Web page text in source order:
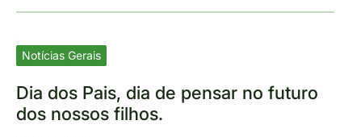
Notícias Gerais
Dia dos Pais, dia de pensar no futuro
dos nossos filhos.